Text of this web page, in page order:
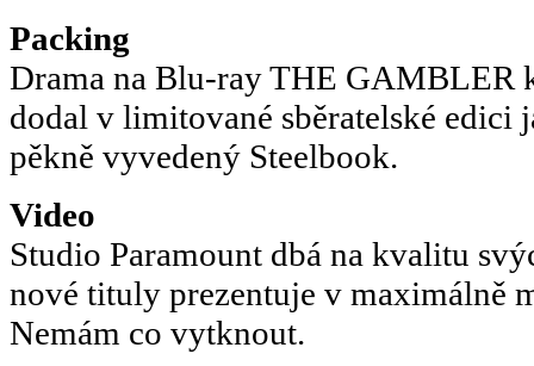
Packing
Drama na Blu-ray THE GAMBLER
dodal v limitované sběratelské edici
pěkně vyvedený Steelbook.
Video
Studio Paramount dbá na kvalitu
nové tituly prezentuje v maximálně
Nemám co vytknout.